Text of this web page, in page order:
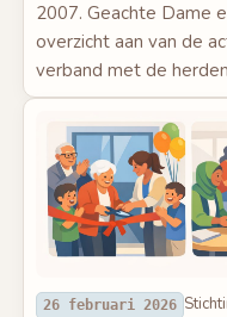
2007. Geachte Dame
overzicht aan van de
verband met de
26 februari 2026